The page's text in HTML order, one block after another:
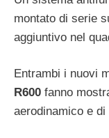
montato di serie
aggiuntivo nel
Entrambi i nuovi
R600 fanno
aerodinamico e